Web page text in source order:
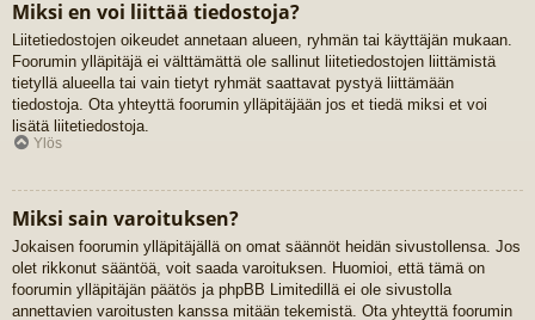
Miksi en voi liittää tiedostoja?
Liitetiedostojen oikeudet annetaan alueen, ryhmän tai käyttäjän mukaan.
Foorumin ylläpitäjä ei välttämättä ole sallinut liitetiedostojen liittämistä
tietyllä alueella tai vain tietyt ryhmät saattavat pystyä liittämään
tiedostoja. Ota yhteyttä foorumin ylläpitäjään jos et tiedä miksi et voi
lisätä liitetiedostoja.
Ylös
Miksi sain varoituksen?
Jokaisen foorumin ylläpitäjällä on omat säännöt heidän sivustollensa. Jos
olet rikkonut sääntöä, voit saada varoituksen. Huomioi, että tämä on
foorumin ylläpitäjän päätös ja phpBB Limitedillä ei ole sivustolla
annettavien varoitusten kanssa mitään tekemistä. Ota yhteyttä foorumin